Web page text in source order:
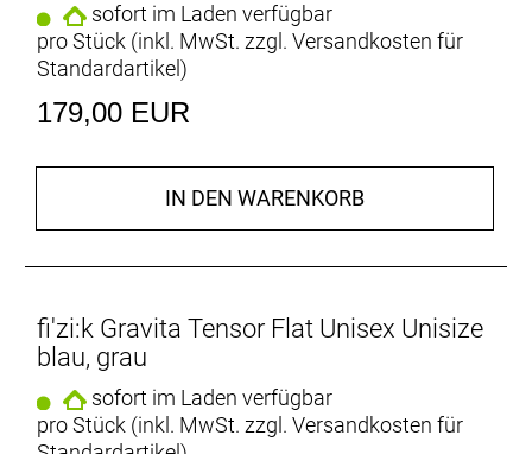
sofort im Laden verfügbar
pro Stück (inkl. MwSt. zzgl. Versandkosten für
Standardartikel)
179,00 EUR
IN DEN WARENKORB
fi'zi:k Gravita Tensor Flat Unisex Unisize
blau, grau
sofort im Laden verfügbar
pro Stück (inkl. MwSt. zzgl. Versandkosten für